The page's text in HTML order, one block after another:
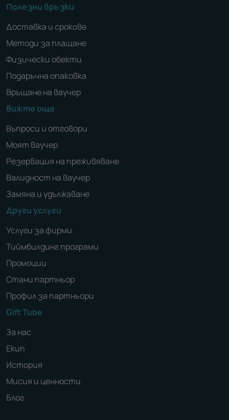
Полезни връзки
Доставка и срокове
Методи за плащане
Физически обекти
Подаръчна опаковка
Връщане на ваучер
Вижте още
Въпроси и отговори
Моят ваучер
Резервация на преживяване
Валидност на ваучер
Замяна и удължаване
Други услуги
Услуги за фирми
Тиймбилдинг програми
Промоции
Стани партньор
Профил за партньори
Gift Tube
За нас
Екип
История
Мисия и ценности
Блог